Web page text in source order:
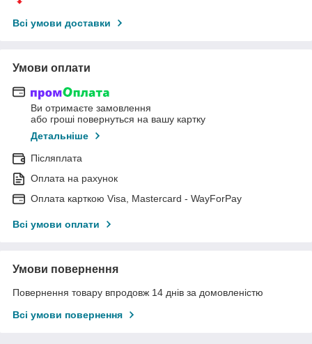
Всі умови доставки
Умови оплати
Ви отримаєте замовлення
або гроші повернуться на вашу картку
Детальніше
Післяплата
Оплата на рахунок
Оплата карткою Visa, Mastercard - WayForPay
Всі умови оплати
Умови повернення
Повернення товару впродовж 14 днів за домовленістю
Всі умови повернення